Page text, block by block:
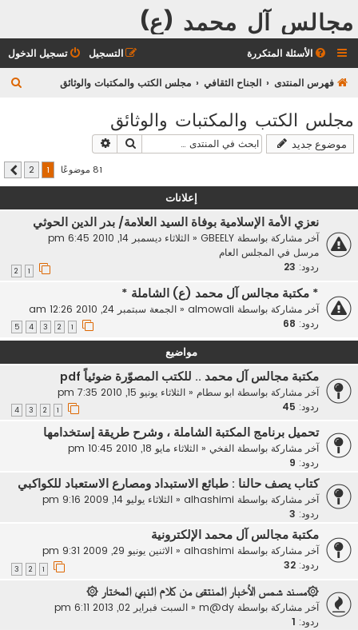
مجالس آل محمد (ع)
الأسئلة المتكررة تسجيل الدخول التسجيل
فهرس المنتدى الجناح الثقافي مجلس الكتب والمكتبات والوثائق
ب
مجلس الكتب والمكتبات والوثائق
موضوع جديد بحث
81 موضوعًا 2 التالي
إعلانات
نعزي الأمة الإسلامية بوفاة السيد العلامة/ بدر الدين الحوثي
آخر مشاركة بواسطة GBEELY
« الثلاثاء ديسمبر 14, 2010 6:45 pm
مرسل في المجلس العام
ردود: 23
* مكتبة مجالس آل محمد (ع) الشاملة *
آخر مشاركة بواسطة almowali
« الجمعة سبتمبر 24, 2010 12:26 am
ردود: 68
3
4
5
مواضيع
مكتبة مجالس آل محمد .. للكتب المصوّرة ضوئياً pdf
آخر مشاركة بواسطة ابو سطام« الثلاثاء يونيو 15, 2010 7:35 pm
ردود: 45
3
4
تحميل برنامج المكتبة الشاملة ، وشرح طريقة إستخدامها
آخر مشاركة بواسطة الفخي« الثلاثاء مايو 18, 2010 10:45 pm
ردود: 9
كتاب يصف حالنا : طبائع الاستبداد ومصارع الاستعباد للكواكبي
آخر مشاركة بواسطة alhashimi
« الثلاثاء يوليو 14, 2009 9:16 pm
ردود: 3
مكتبة مجالس آل محمد الإلكترونية
آخر مشاركة بواسطة alhashimi
« الاثنين يونيو 29, 2009 9:31 pm
ردود: 32
3
۞مسند شمس الأخبار المنتقى من كلام النبي المختار ۞
آخر مشاركة بواسطة m@dy
« السبت فبراير 02, 2013 6:11 pm
ردود: